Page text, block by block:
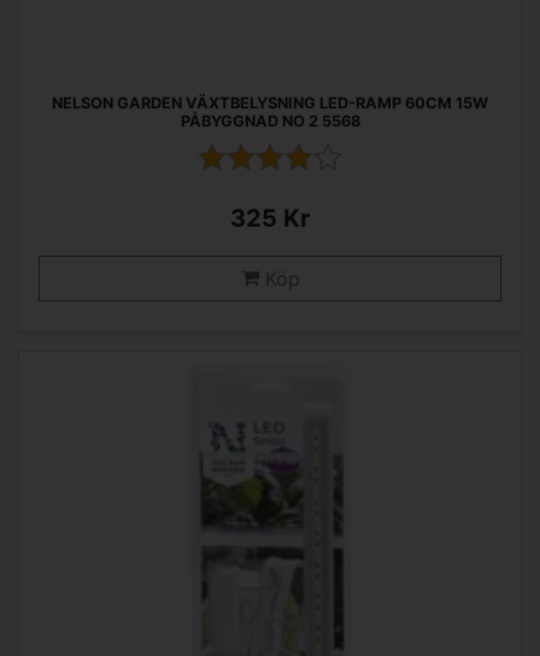
NELSON GARDEN VÄXTBELYSNING LED-RAMP 60CM 15W
PÅBYGGNAD NO 2 5568
325 Kr
Köp